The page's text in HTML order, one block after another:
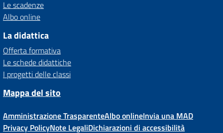
Le scadenze
Albo online
La didattica
Offerta formativa
Le schede didattiche
I progetti delle classi
Mappa del sito
Amministrazione TrasparenteAlbo onlineInvia una MAD
Privacy PolicyNote LegaliDichiarazioni di accessibilità